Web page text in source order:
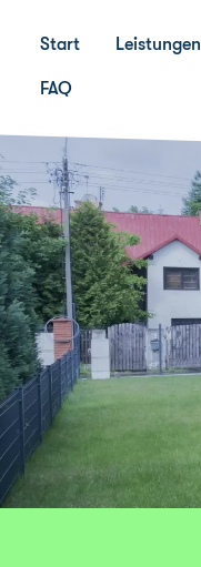
Start Leistungen
FAQ